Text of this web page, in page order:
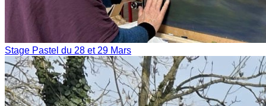
Stage Pastel du 28 et 29 Mars